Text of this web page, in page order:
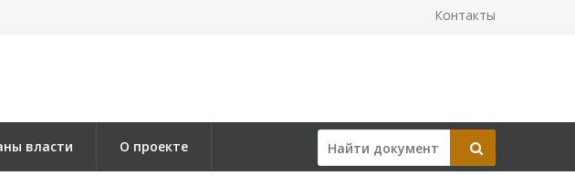
Контакты
власти О проекте